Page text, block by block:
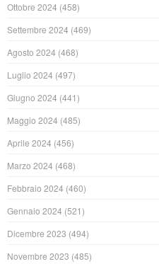
Ottobre 2024 (458)
Settembre 2024 (469)
Agosto 2024 (468)
Luglio 2024 (497)
Giugno 2024 (441)
Maggio 2024 (485)
Aprile 2024 (456)
Marzo 2024 (468)
Febbraio 2024 (460)
Gennaio 2024 (521)
Dicembre 2023 (494)
Novembre 2023 (485)